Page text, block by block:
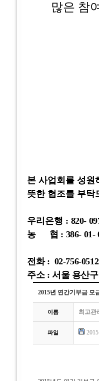
많은 참여
본 사업회를 성
뜻한 협조를 부탁
우리은행 : 820-
농 협 : 386- 01-
전화 : 02-756-0512
주소 : 서울 용산
2015년 연간기부금 모
이름 최고관
파일